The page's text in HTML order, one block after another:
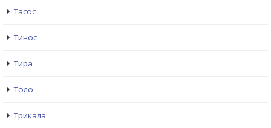
Тасос
Тинос
Тира
Толо
Трикала